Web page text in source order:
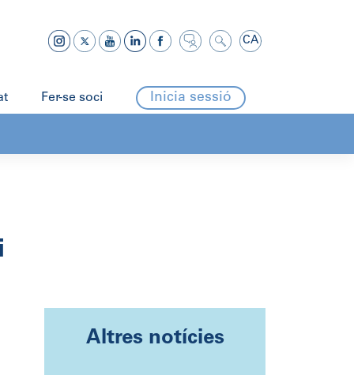
CA
Fer-se soci Inicia sessió
Altres notícies